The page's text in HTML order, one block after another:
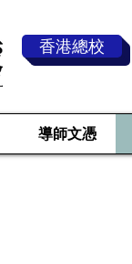
香港總校
導師文憑